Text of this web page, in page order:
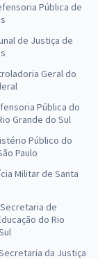
(Pós-edital)
Específicos para
Pública de
de Justiça de
Geral do
Pública do
Grande do Sul
Público do
Paulo
Militar de Santa
Secretaria de
do Rio
Secretaria da Justiça